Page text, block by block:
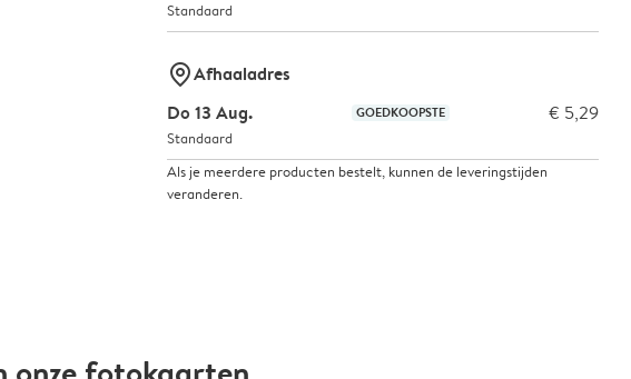
Standaard
marker-pinAfhaaladres
Do 13 Aug.
GOEDKOOPSTE € 5,29
Standaard
Als je meerdere producten bestelt, kunnen de leveringstijden
veranderen.